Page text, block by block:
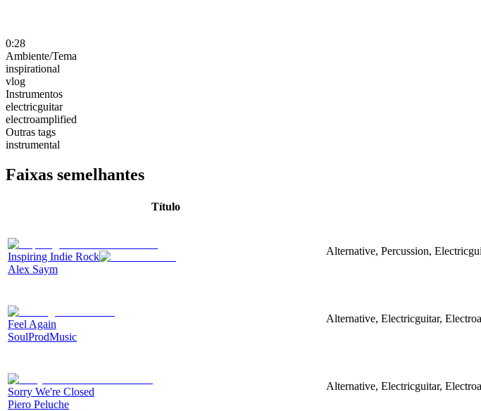
0:28
Ambiente/Tema
inspirational
vlog
Instrumentos
electricguitar
electroamplified
Outras tags
instrumental
Faixas semelhantes
Título
Inspiring Indie Rock
Alex Saym
Alternative, Percussion,
Feel Again
SoulProdMusic
Alternative, Electricguitar,
Sorry We're Closed
Piero Peluche
Alternative, Electricguitar,